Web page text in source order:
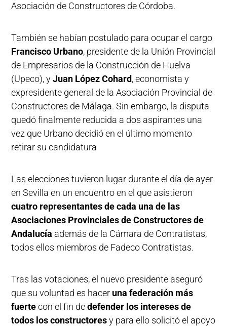
Asociación de Constructores de Córdoba.
También se habían postulado para ocupar el cargo
Francisco Urbano, presidente de la Unión Provincial
de Empresarios de la Construcción de Huelva
(Upeco), yJuan López Cohard, economista y
expresidente general de la Asociación Provincial de
Constructores de Málaga. Sin embargo, la disputa
quedó finalmente reducida a dos aspirantes una
vez que Urbano decidió en el último momento
retirar su candidatura
Las elecciones tuvieron lugar durante el día de ayer
en Sevilla en un encuentro en el que asistieron
cuatro representantes de cada una de las
Asociaciones Provinciales de Constructores de
Andalucía además de la Cámara de Contratistas,
todos ellos miembros de Fadeco Contratistas.
Tras las votaciones, el nuevo presidente aseguró
que su voluntad es hacer una federación más
fuertecon el fin dedefender los intereses de
todos los constructoresy para ello solicitó el apoyo